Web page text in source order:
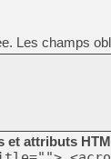
Les champs
et attributs